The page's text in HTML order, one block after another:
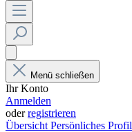
Menü schließen
Ihr Konto
Anmelden
oderregistrieren
Übersicht Persönliches Profil